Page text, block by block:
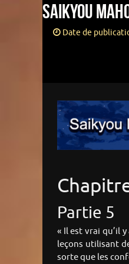
Saikyou
Date de
Partie 5
« Il est vrai qu’il
leçons utilisant
sorte que les